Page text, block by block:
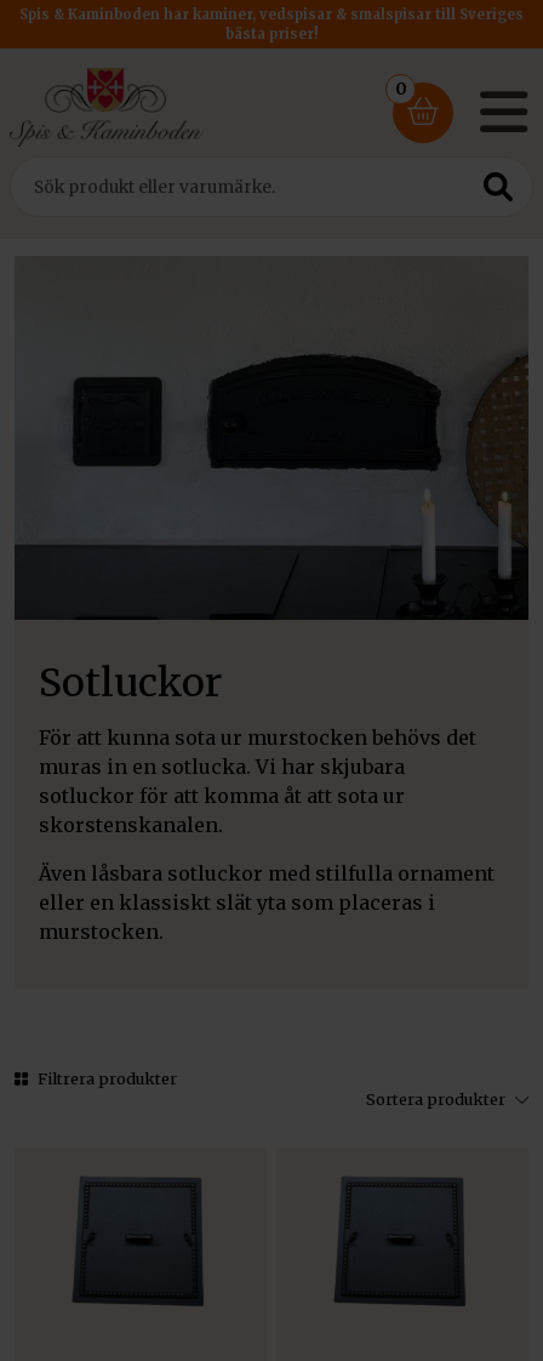
Spis & Kaminboden har kaminer, vedspisar & smalspisar till Sveriges
bästa priser!
0
Sotluckor
För att kunna sota ur murstocken behövs det
muras in en sotlucka. Vi har skjubara
sotluckor för att komma åt att sota ur
skorstenskanalen.
Även låsbara sotluckor med stilfulla ornament
eller en klassiskt slät yta som placeras i
murstocken.
Filtrera produkter
Sortera produkter